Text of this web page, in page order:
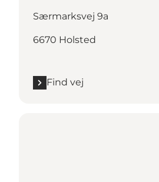
Særmarksvej 9a
6670 Holsted
Find vej